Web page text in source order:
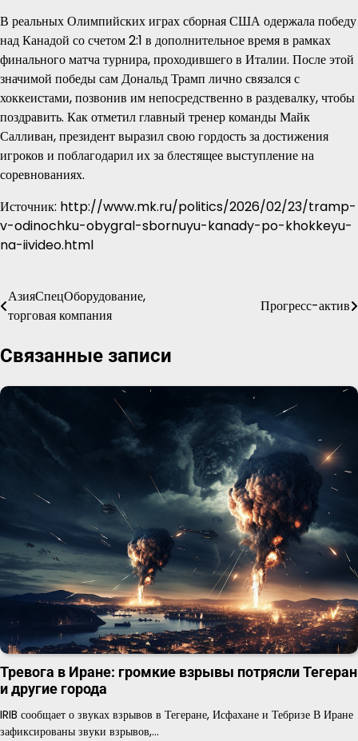
В реальных Олимпийских играх сборная США одержала победу
над Канадой со счетом 2:1 в дополнительное время в рамках
финального матча турнира, проходившего в Италии. После этой
значимой победы сам Дональд Трамп лично связался с
хоккеистами, позвонив им непосредственно в раздевалку, чтобы
поздравить. Как отметил главный тренер команды Майк
Салливан, президент выразил свою гордость за достижения
игроков и поблагодарил их за блестящее выступление на
соревнованиях.
Источник: http://www.mk.ru/politics/2026/02/23/tramp-
v-odinochku-obygral-sbornuyu-kanady-po-khokkeyu-
na-iivideo.html
Навигация
по
записям
АзияСпецОборудование,
торговая компания
Прогресс-актив
Связанные записи
Тревога в Иране: громкие взрывы потрясли Тегеран
и другие города
IRIB сообщает о звуках взрывов в Тегеране, Исфахане и Тебризе В Иране
зафиксированы звуки взрывов,…